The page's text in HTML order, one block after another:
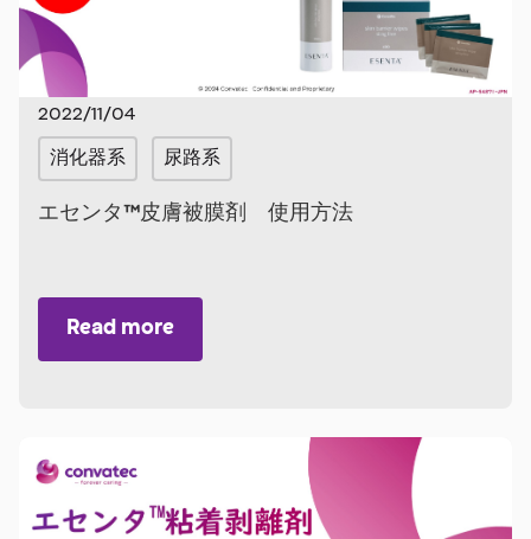
2022/11/04
消化器系 尿路系
エセンタ™皮膚被膜剤 使用方法
Read more